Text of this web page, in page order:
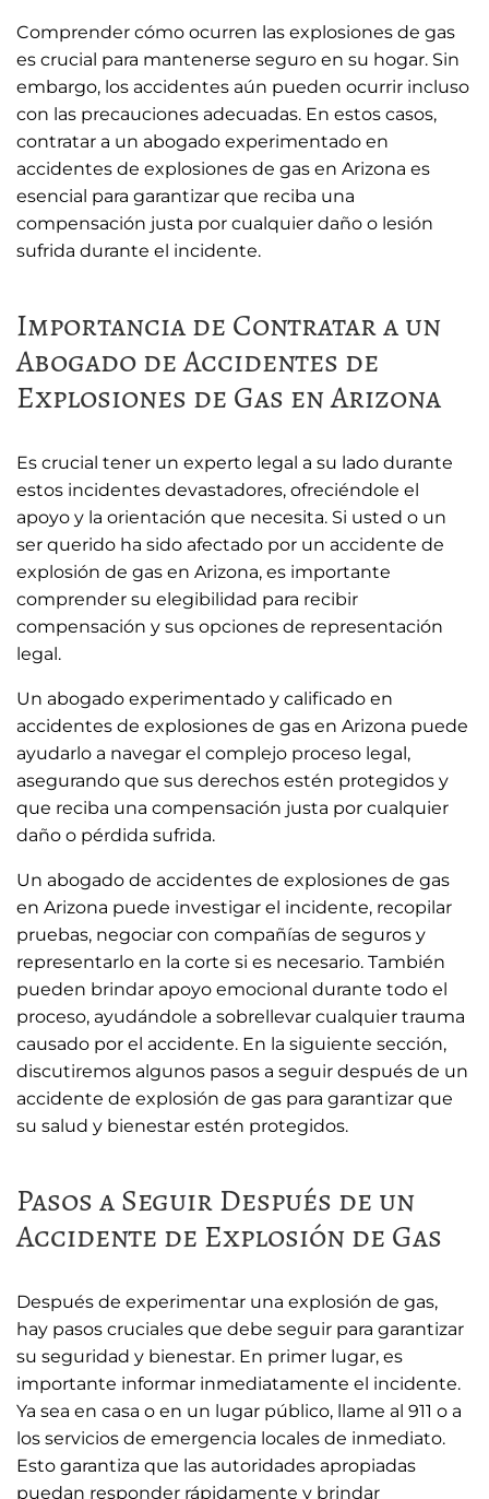
Comprender cómo ocurren las explosiones de gas
es crucial para mantenerse seguro en su hogar. Sin
embargo, los accidentes aún pueden ocurrir incluso
con las precauciones adecuadas. En estos casos,
contratar a un abogado experimentado en
accidentes de explosiones de gas en Arizona es
esencial para garantizar que reciba una
compensación justa por cualquier daño o lesión
sufrida durante el incidente.
Importancia de Contratar a un
Abogado de Accidentes de
Explosiones de Gas en Arizona
Es crucial tener un experto legal a su lado durante
estos incidentes devastadores, ofreciéndole el
apoyo y la orientación que necesita. Si usted o un
ser querido ha sido afectado por un accidente de
explosión de gas en Arizona, es importante
comprender su elegibilidad para recibir
compensación y sus opciones de representación
legal.
Un abogado experimentado y calificado en
accidentes de explosiones de gas en Arizona puede
ayudarlo a navegar el complejo proceso legal,
asegurando que sus derechos estén protegidos y
que reciba una compensación justa por cualquier
daño o pérdida sufrida.
Un abogado de accidentes de explosiones de gas
en Arizona puede investigar el incidente, recopilar
pruebas, negociar con compañías de seguros y
representarlo en la corte si es necesario. También
pueden brindar apoyo emocional durante todo el
proceso, ayudándole a sobrellevar cualquier trauma
causado por el accidente. En la siguiente sección,
discutiremos algunos pasos a seguir después de un
accidente de explosión de gas para garantizar que
su salud y bienestar estén protegidos.
Pasos a Seguir Después de un
Accidente de Explosión de Gas
Después de experimentar una explosión de gas,
hay pasos cruciales que debe seguir para garantizar
su seguridad y bienestar. En primer lugar, es
importante informar inmediatamente el incidente.
Ya sea en casa o en un lugar público, llame al 911 o a
los servicios de emergencia locales de inmediato.
Esto garantiza que las autoridades apropiadas
puedan responder rápidamente y brindar